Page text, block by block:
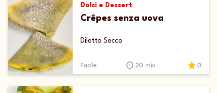
Dolci e Dessert
Crêpes senza uova
Diletta Secco
Facile 20 min 0